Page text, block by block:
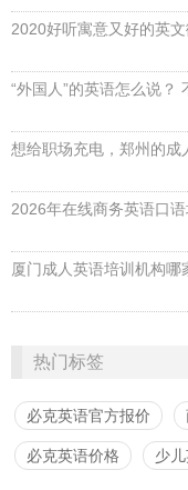
2020好听寓意又好的英
“外国人”的英语怎么说？
厦门成人英语培训机构哪
热门标签
必克英语官方报价
必克英语价格 少